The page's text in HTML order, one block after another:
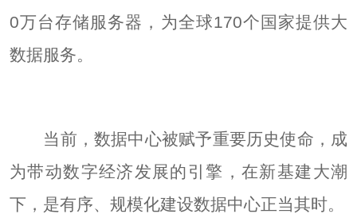
0万台存储服务器，为全球170个国家提供大
数据服务。
当前，数据中心被赋予重要历史使命，成
为带动数字经济发展的引擎，在新基建大潮
下，是有序、规模化建设数据中心正当其时。